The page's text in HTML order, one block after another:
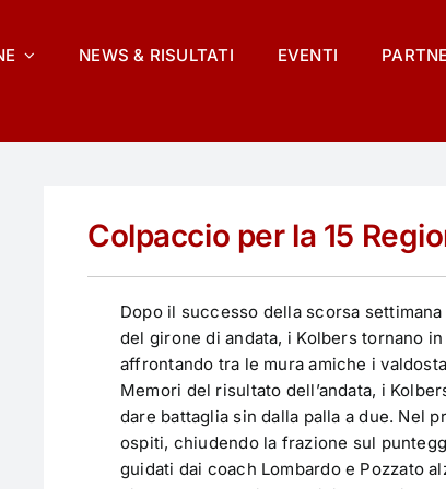
NEWS & RISULTATI EVENTI
Colpaccio per la 15
Dopo il successo della scorsa
del girone di andata, i Kolbers tornano
affrontando tra le mura amiche i
Memori del risultato dell’andata, i
dare battaglia sin dalla palla a due. Nel
ospiti, chiudendo la frazione sul
guidati dai coach Lombardo e Pozzato